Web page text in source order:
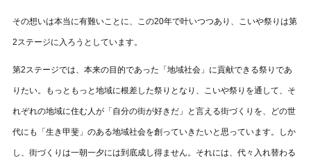
その想いは本当に有難いことに、この20年で叶いつつあり、こいや祭りは第
2ステージに入ろうとしています。
第2ステージでは、本来の目的であった「地域社会」に貢献できる祭りであ
りたい。もっともっと地域に根差した祭りとなり、こいや祭りを通して、そ
れぞれの地域に住む人が「自分の街が好きだ」と言える街づくりを、どの世
代にも「生き甲斐」のある地域社会を創っていきたいと思っています。しか
し、街づくりは一朝一夕には到底成し得ません。それには、代々入れ替わる